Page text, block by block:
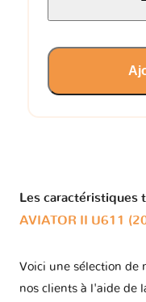
Les caractéristiques
AVIATOR II U611
Voici une sélection de
nos clients à l'aide de